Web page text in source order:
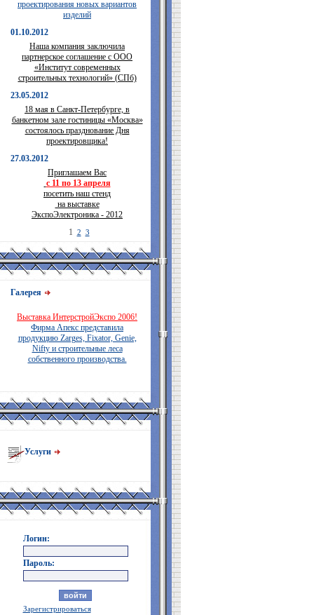
проектирования новых вариантов
изделий
01.10.2012
Наша компания заключила
партнерское соглашение с ООО
«Институт современных
строительных технологий» (СПб)
23.05.2012
18 мая в Санкт-Петербурге, в
банкетном зале гостиницы «Москва»
состоялось празднование Дня
проектировщика!
27.03.2012
Приглашаем Вас
с 11 по 13 апреля
посетить наш стенд
на выставке
ЭкспоЭлектроника - 2012
1 2 3
Галерея
Выставка ИнтерстройЭкспо 2006!
Фирма Апекс представила
продукцию Zarges, Fixator, Genie,
Nifty и строительные леса
собственного производства.
Услуги
Логин:
Пароль:
Зарегистрироваться